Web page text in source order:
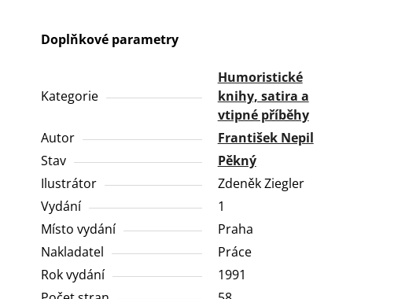
Doplňkové parametry
Kategorie
Humoristické
knihy, satira a
vtipné příběhy
Autor
František Nepil
Stav
Pěkný
Ilustrátor
Zdeněk Ziegler
Vydání
1
Místo vydání
Praha
Nakladatel
Práce
Rok vydání
1991